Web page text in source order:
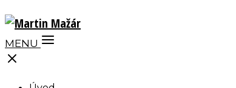
MENU